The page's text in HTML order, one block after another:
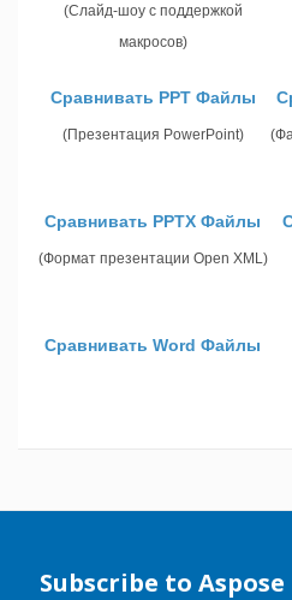
(Слайд-шоу с поддержкой
макросов)
Сравнивать PPT Файлы
(Презентация PowerPoint)
Сравнивать PPTX Файлы
(Формат презентации Open XML)
Сравнивать Word Файлы
Subscribe to